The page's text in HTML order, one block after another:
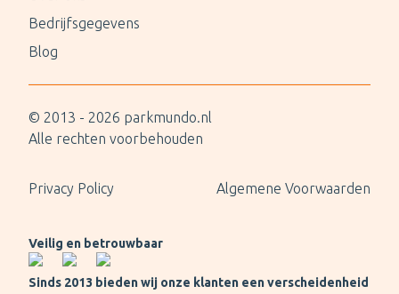
Bedrijfsgegevens
Blog
© 2013 - 2026 parkmundo.nl
Alle rechten voorbehouden
Privacy Policy Algemene Voorwaarden
Veilig en betrouwbaar
Sinds 2013 bieden wij onze klanten een verscheidenheid